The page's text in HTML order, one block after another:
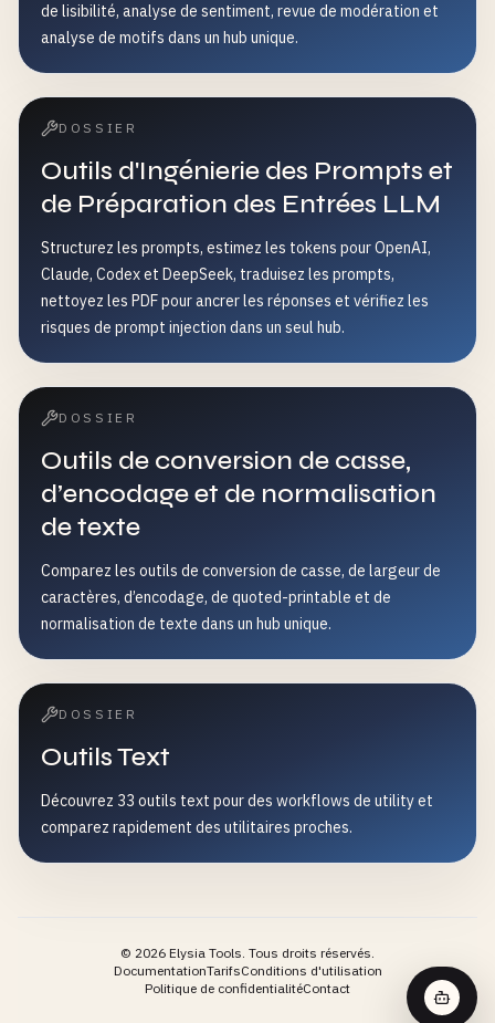
de lisibilité, analyse de sentiment, revue de modération et
analyse de motifs dans un hub unique.
DOSSIER
Outils d'Ingénierie des Prompts et
de Préparation des Entrées LLM
Structurez les prompts, estimez les tokens pour OpenAI,
Claude, Codex et DeepSeek, traduisez les prompts,
nettoyez les PDF pour ancrer les réponses et vérifiez les
risques de prompt injection dans un seul hub.
DOSSIER
Outils de conversion de casse,
d’encodage et de normalisation
de texte
Comparez les outils de conversion de casse, de largeur de
caractères, d’encodage, de quoted-printable et de
normalisation de texte dans un hub unique.
DOSSIER
Outils Text
Découvrez 33 outils text pour des workflows de utility et
comparez rapidement des utilitaires proches.
© 2026 Elysia Tools. Tous droits réservés.
DocumentationTarifsConditions d'utilisation
Politique de confidentialitéContact